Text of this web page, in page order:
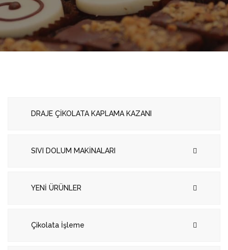
DRAJE ÇİKOLATA KAPLAMA KAZANI
SIVI DOLUM MAKİNALARI
YENİ ÜRÜNLER
Çikolata İşleme